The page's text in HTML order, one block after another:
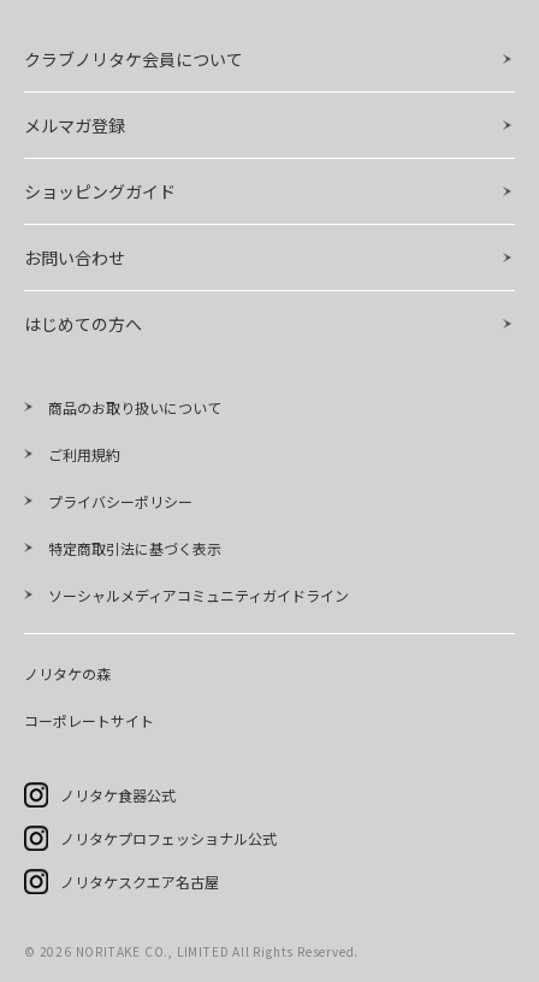
クラブノリタケ会員について
メルマガ登録
ショッピングガイド
お問い合わせ
はじめての方へ
商品のお取り扱いについて
ご利用規約
プライバシーポリシー
特定商取引法に基づく表示
ソーシャルメディアコミュニティガイドライン
ノリタケの森
コーポレートサイト
ノリタケ食器公式
ノリタケプロフェッショナル公式
ノリタケスクエア名古屋
© 2026 NORITAKE CO., LIMITED All Rights Reserved.